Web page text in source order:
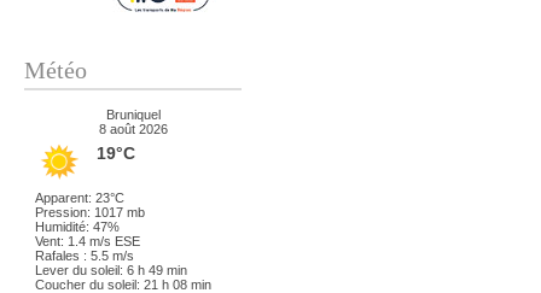
Météo
Bruniquel
8 août 2026
19°C
Apparent: 23°C
Pression: 1017 mb
Humidité: 47%
Vent: 1.4 m/s ESE
Rafales : 5.5 m/s
Lever du soleil: 6 h 49 min
Coucher du soleil: 21 h 08 min